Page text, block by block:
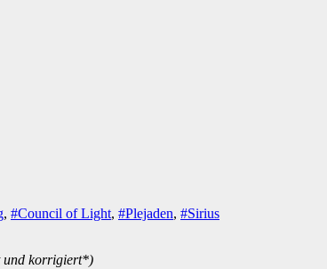
, #Council of Light, #Plejaden, #Sirius
und korrigiert*)